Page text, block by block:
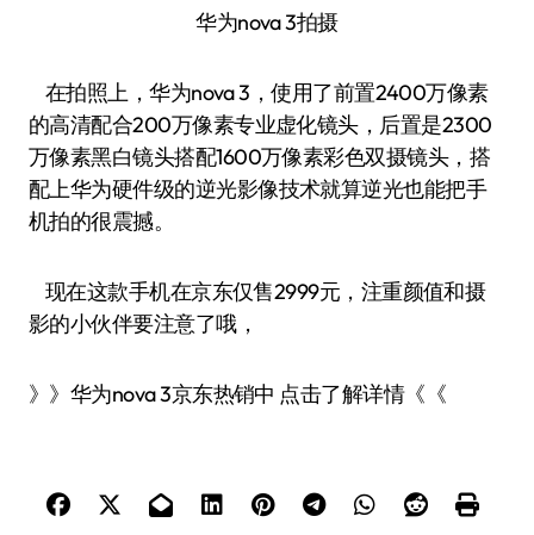
华为nova 3拍摄
在拍照上，华为nova 3，使用了前置2400万像素
的高清配合200万像素专业虚化镜头，后置是2300
万像素黑白镜头搭配1600万像素彩色双摄镜头，搭
配上华为硬件级的逆光影像技术就算逆光也能把手
机拍的很震撼。
现在这款手机在京东仅售2999元，注重颜值和摄
影的小伙伴要注意了哦，
》》华为nova 3京东热销中 点击了解详情《《